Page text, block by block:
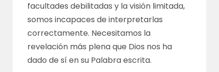
facultades debilitadas y la visión limitada,
somos incapaces de interpretarlas
correctamente. Necesitamos la
revelación más plena que Dios nos ha
dado de sí en su Palabra escrita.